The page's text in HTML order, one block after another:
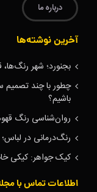
درباره ما
آخرین نوشته‌ها
بجنورد؛ شهر
چطور با چند تصمیم
باشیم؟
روان‌شناسی رنگ
رنگ‌درمانی در
کیک جواهر: کیکی خاص برای
اطلاعات تماس با